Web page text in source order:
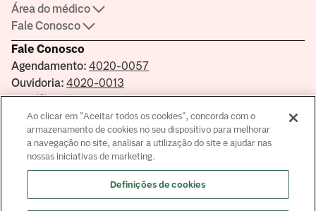
Fale Conosco
Agendamento: 4020-0057
Ouvidoria: 4020-0013
Certificações
Saber mais sobre a certificação
Área do médico
Fale Conosco
Ao clicar em "Aceitar todos os cookies", concorda com o
armazenamento de cookies no seu dispositivo para melhorar
a navegação no site, analisar a utilização do site e ajudar nas
nossas iniciativas de marketing.
Definições de cookies